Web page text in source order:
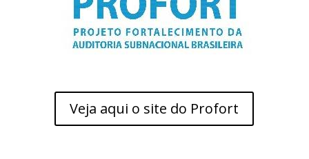
Veja aqui o site do Profort